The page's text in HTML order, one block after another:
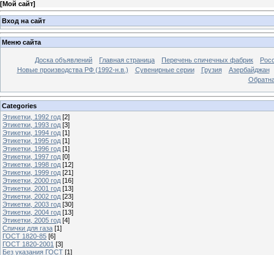
[Мой сайт]
Вход на сайт
Меню сайта
Доска объявлений Главная страница Перечень спичечных фабрик
Новые производства РФ (1992-н.в.)
Сувенирные серии Грузия
Азербайджан
Categories
Этикетки, 1992 год [2]
Этикетки, 1993 год [3]
Этикетки, 1994 год [1]
Этикетки, 1995 год [1]
Этикетки, 1996 год [1]
Этикетки, 1997 год [0]
Этикетки, 1998 год [12]
Этикетки, 1999 год [21]
Этикетки, 2000 год [16]
Этикетки, 2001 год [13]
Этикетки, 2002 год [23]
Этикетки, 2003 год [30]
Этикетки, 2004 год [13]
Этикетки, 2005 год [4]
Спички для газа [1]
ГОСТ 1820-85 [6]
ГОСТ 1820-2001 [3]
Без указания ГОСТ [1]